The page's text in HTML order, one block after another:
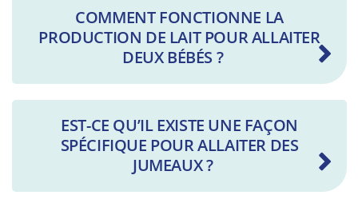
COMMENT FONCTIONNE LA
PRODUCTION DE LAIT POUR ALLAITER
DEUX BÉBÉS ?
EST-CE QU’IL EXISTE UNE FAÇON
SPÉCIFIQUE POUR ALLAITER DES
JUMEAUX ?